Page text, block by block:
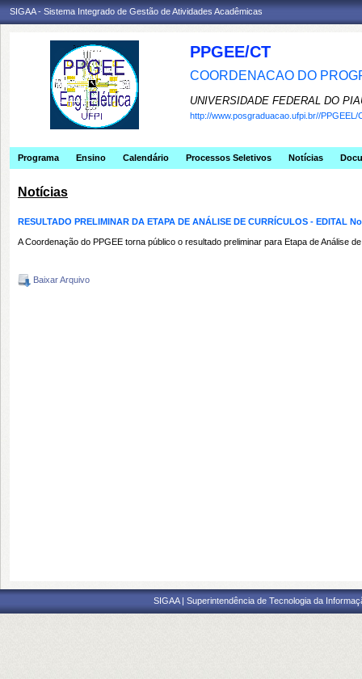
SIGAA - Sistema Integrado de Gestão de Atividades Acadêmicas
PPGEE/CT
COORDENACAO DO
UNIVERSIDADE FEDERAL DO
http://www.posgraduacao.ufpi.br//PPGEEL/
Programa Ensino Calendário Processos Seletivos Notícias
Notícias
RESULTADO PRELIMINAR DA ETAPA DE ANÁLISE DE CURRÍCULOS - EDITAL
A Coordenação do PPGEE torna público o resultado preliminar para Etapa de Análise
Baixar Arquivo
SIGAA | Superintendência de Tecnologia da